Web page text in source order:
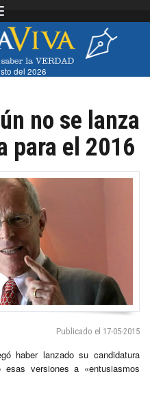
navigation
del 2026
no se lanza
para el 2016
Publicado el 17-05-2015
haber lanzado su candidatura
versiones a «entusiasmos